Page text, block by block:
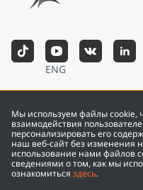
Мы используем файлы cookie,
взаимодействия
персонализировать его
наш веб-сайт без изменения
использование нами файлов
сведениями о том, как мы
ознакомиться здесь.
ENG